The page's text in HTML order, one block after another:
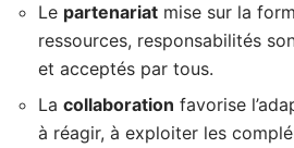
Le partenariat mise sur la
ressources, responsabilités
et acceptés par tous.
La collaboration favorise
à réagir, à exploiter les